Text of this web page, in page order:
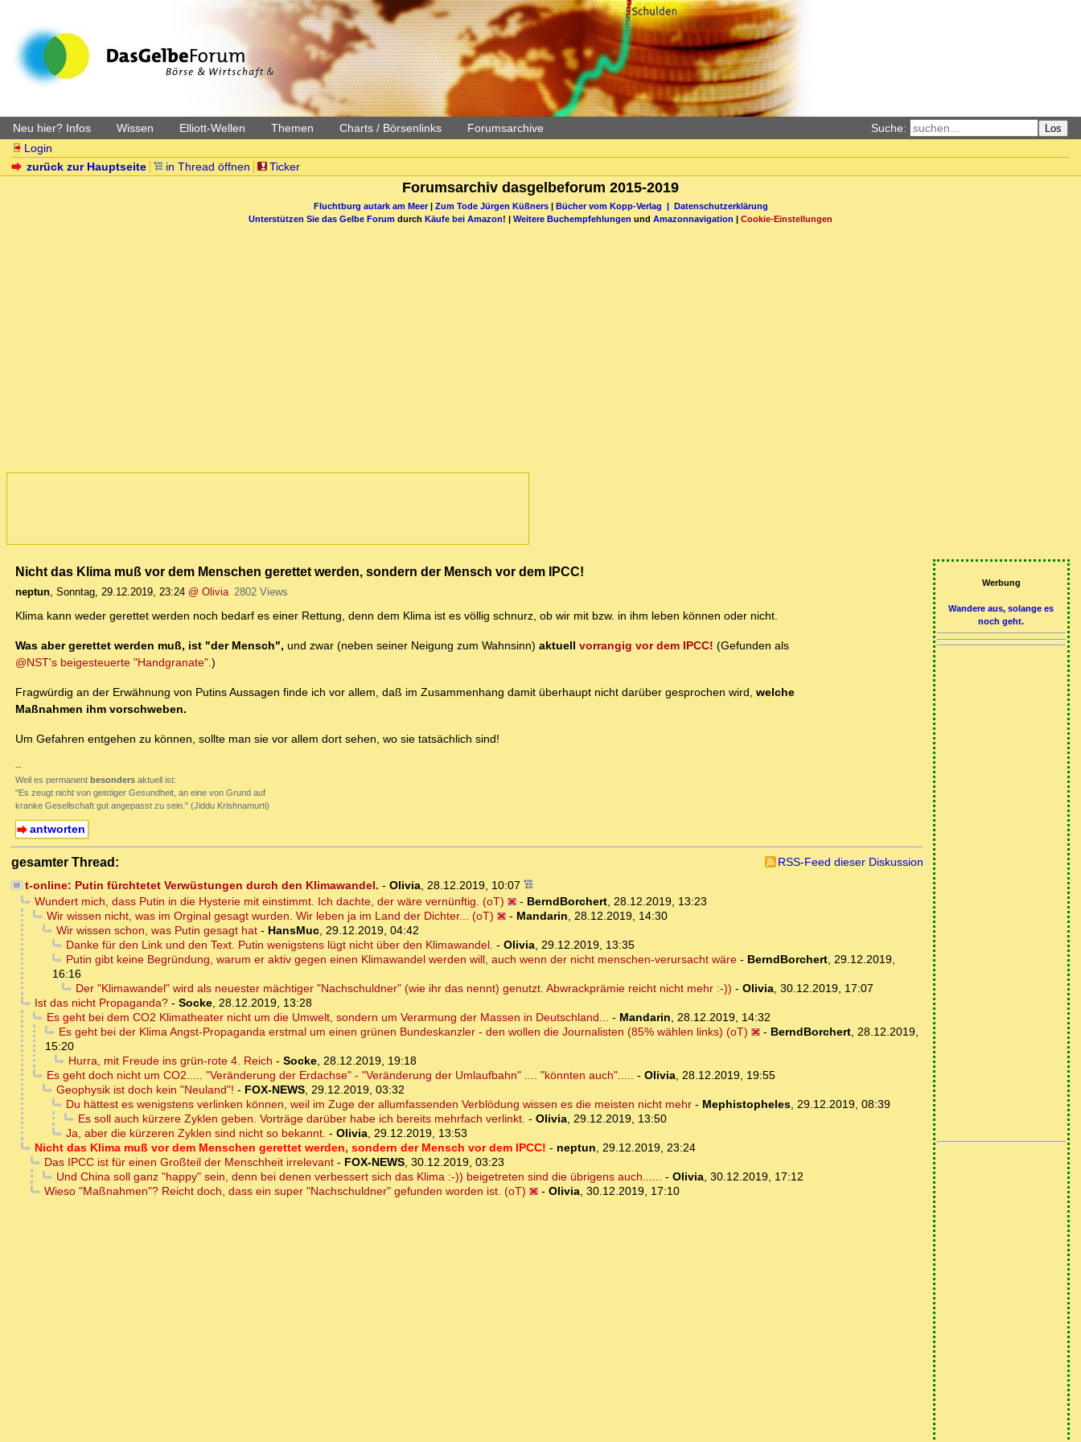
Neu hier? Infos Wissen Elliott-Wellen Themen Charts / Börsenlinks Forumsarchive Suche: Los
Login
zurück zur Hauptseite
in Thread öffnen Ticker
Forumsarchiv dasgelbeforum 2015-2019
Fluchtburg autark am Meer| Zum Tode Jürgen Küßners| Bücher vom Kopp-Verlag |
Datenschutzerklärung
Unterstützen Sie das Gelbe Forum durch Käufe bei Amazon! | Weitere Buchempfehlungen und Amazonnavigation Cookie-Einstellungen
Nicht das Klima muß vor dem Menschen gerettet werden, sondern der Mensch vor dem IPCC!
neptun, Sonntag, 29.12.2019, 23:24 @ Olivia 2802 Views
Klima kann weder gerettet werden noch bedarf es einer Rettung, denn dem Klima ist es völlig schnurz, ob wir mit bzw. in ihm leben können oder nicht.
Was aber gerettet werden muß, ist "der Mensch", und zwar (neben seiner Neigung zum Wahnsinn) aktuell vorrangig vor dem IPCC! (Gefunden als
@NST's beigesteuerte "Handgranate".)
Fragwürdig an der Erwähnung von Putins Aussagen finde ich vor allem, daß im Zusammenhang damit überhaupt nicht darüber gesprochen wird, welche
Maßnahmen ihm vorschweben.
Um Gefahren entgehen zu können, sollte man sie vor allem dort sehen, wo sie tatsächlich sind!
--
Weil es permanent besonders aktuell ist:
"Es zeugt nicht von geistiger Gesundheit, an eine von Grund auf
kranke Gesellschaft gut angepasst zu sein." (Jiddu Krishnamurti)
antworten
gesamter Thread:
RSS-Feed dieser Diskussion
t-online: Putin fürchtetet Verwüstungen durch den Klimawandel. - Olivia, 28.12.2019, 10:07
Wundert mich, dass Putin in die Hysterie mit einstimmt. Ich dachte, der wäre vernünftig. (oT)
- BerndBorchert, 28.12.2019, 13:23
Wir wissen nicht, was im Orginal gesagt wurden. Wir leben ja im Land der Dichter... (oT)
- Mandarin
28.12.2019, 14:30
Wir wissen schon, was Putin gesagt hat- HansMuc, 29.12.2019, 04:42
Danke für den Link und den Text. Putin wenigstens lügt nicht über den Klimawandel. - Olivia, 29.12.2019, 13:35
Putin gibt keine Begründung, warum er aktiv gegen einen Klimawandel werden will, auch wenn der nicht menschen-verursacht wäre- BerndBorchert, 29.12.2019,
16:16
Der "Klimawandel" wird als neuester mächtiger "Nachschuldner" (wie ihr das nennt) genutzt. Abwrackprämie reicht nicht mehr :-)) - Olivia, 30.12.2019, 17:07
Ist das nicht Propaganda?- Socke, 28.12.2019, 13:28
Es geht bei dem CO2 Klimatheater nicht um die Umwelt, sondern um Verarmung der Massen in Deutschland...
- Mandarin
28.12.2019, 14:32
Es geht bei der Klima Angst-Propaganda erstmal um einen grünen Bundeskanzler - den wollen die Journalisten (85% wählen links) (oT)
- BerndBorchert, 28.12.2019,
15:20
Hurra, mit Freude ins grün-rote 4. Reich - Socke, 28.12.2019, 19:18
Es geht doch nicht um CO2..... "Veränderung der Erdachse" - "Veränderung der Umlaufbahn" .... "könnten auch".....
- Olivia, 28.12.2019, 19:55
Geophysik ist doch kein "Neuland"! - FOX-NEWS, 29.12.2019, 03:32
Du hättest es wenigstens verlinken können, weil im Zuge der allumfassenden Verblödung wissen es die meisten nicht mehr- Mephistopheles, 29.12.2019, 08:39
Es soll auch kürzere Zyklen geben. Vorträge darüber habe ich bereits mehrfach verlinkt. - Olivia, 29.12.2019, 13:50
Ja, aber die kürzeren Zyklen sind nicht so bekannt. - Olivia, 29.12.2019, 13:53
Nicht das Klima muß vor dem Menschen gerettet werden, sondern der Mensch vor dem IPCC! - neptun
29.12.2019, 23:24
Das IPCC ist für einen Großteil der Menschheit irrelevant- FOX-NEWS, 30.12.2019, 03:23
Und China soll ganz "happy" sein, denn bei denen verbessert sich das Klima :-)) beigetreten sind die übrigens auch......
- Olivia, 30.12.2019, 17:12
Wieso "Maßnahmen"? Reicht doch, dass ein super "Nachschuldner" gefunden worden ist. (oT)
- Olivia, 30.12.2019, 17:10
Werbung
Wandere aus, solange es
noch geht.